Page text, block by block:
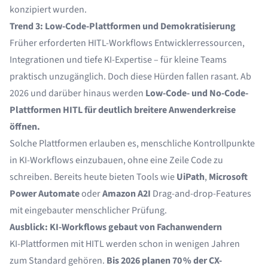
konzipiert wurden.
Trend 3: Low-Code-Plattformen und Demokratisierung
Früher erforderten HITL-Workflows Entwicklerressourcen,
Integrationen und tiefe KI-Expertise – für kleine Teams
praktisch unzugänglich. Doch diese Hürden fallen rasant. Ab
2026 und darüber hinaus werden Low-Code- und No-Code-
Plattformen HITL für deutlich breitere Anwenderkreise
öffnen.
Solche Plattformen erlauben es, menschliche Kontrollpunkte
in KI-Workflows einzubauen, ohne eine Zeile Code zu
schreiben. Bereits heute bieten Tools wieUiPath, Microsoft
Power AutomateoderAmazon A2I Drag-and-drop-Features
mit eingebauter menschlicher Prüfung.
Ausblick: KI-Workflows gebaut von Fachanwendern
KI-Plattformen mit HITL werden schon in wenigen Jahren
zum Standard gehören. Bis 2026 planen 70 % der CX-